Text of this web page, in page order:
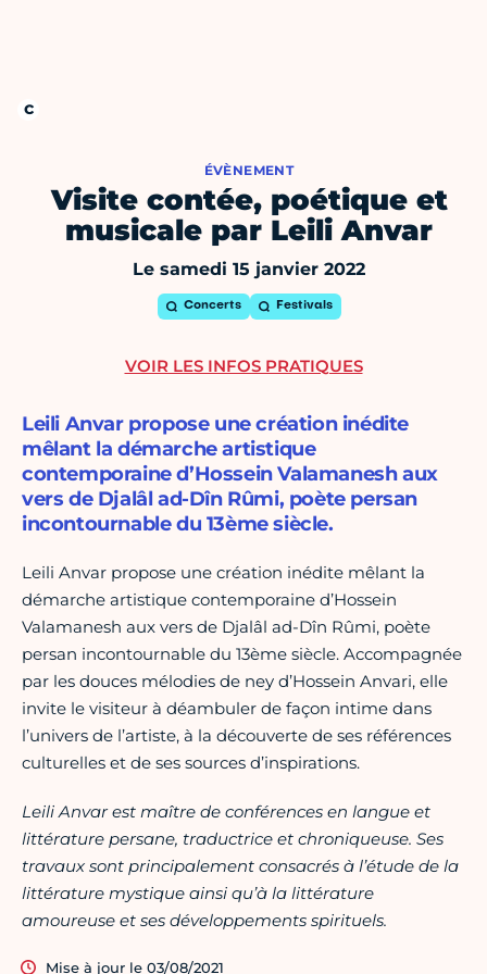
ÉVÈNEMENT
Visite contée, poétique et
musicale par Leili Anvar
Le samedi 15 janvier 2022
Concerts Festivals
Leili Anvar propose une création inédite
mêlant la démarche artistique
contemporaine d’Hossein Valamanesh aux
vers de Djalâl ad-Dîn Rûmi, poète persan
incontournable du 13ème siècle.
Leili Anvar propose une création inédite mêlant la
démarche artistique contemporaine d’Hossein
Valamanesh aux vers de Djalâl ad-Dîn Rûmi, poète
persan incontournable du 13ème siècle. Accompagnée
par les douces mélodies de ney d’Hossein Anvari, elle
invite le visiteur à déambuler de façon intime dans
l’univers de l’artiste, à la découverte de ses références
culturelles et de ses sources d’inspirations.
Leili Anvar est maître de conférences en langue et
littérature persane, traductrice et chroniqueuse. Ses
travaux sont principalement consacrés à l’étude de la
littérature mystique ainsi qu’à la littérature
amoureuse et ses développements spirituels.
Mise à jour le 03/08/2021
VOIR LES INFOS PRATIQUES